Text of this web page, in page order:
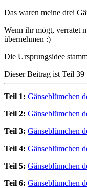
Das waren meine drei
Wenn ihr mögt, verratet
übernehmen :)
Die Ursprungsidee
Dieser Beitrag ist Teil 39
Teil 1: Gänseblümchen
Teil 2: Gänseblümchen
Teil 3: Gänseblümchen
Teil 4: Gänseblümchen
Teil 5: Gänseblümchen
Teil 6: Gänseblümchen